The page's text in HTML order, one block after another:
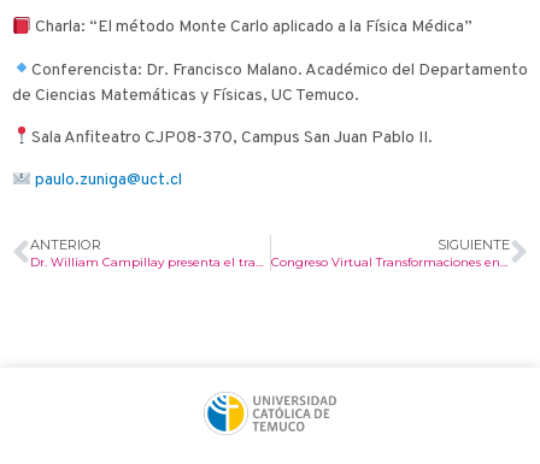
Charla: “El método Monte Carlo aplicado a la Física Médica”
Conferencista: Dr. Francisco Malano. Académico del Departamento
de Ciencias Matemáticas y Físicas, UC Temuco.
Sala Anfiteatro CJP08-370, Campus San Juan Pablo II.
paulo.zuniga@uct.cl
ANTERIOR SIGUIENTE